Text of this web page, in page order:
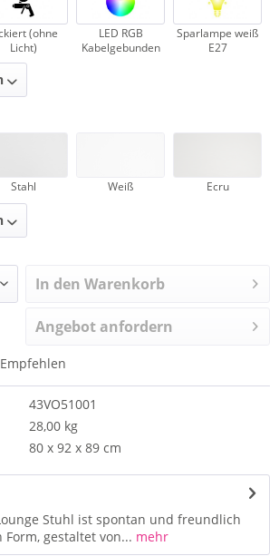
(ohne
Licht)
LED RGB
Kabelgebunden
Sparlampe weiß
E27
Stahl Weiß Ecru
In den Warenkorb
Angebot anfordern
Empfehlen
43VO51001
28,00 kg
80 x 92 x 89 cm
Stuhl ist spontan und freundlich
gestaltet von... mehr